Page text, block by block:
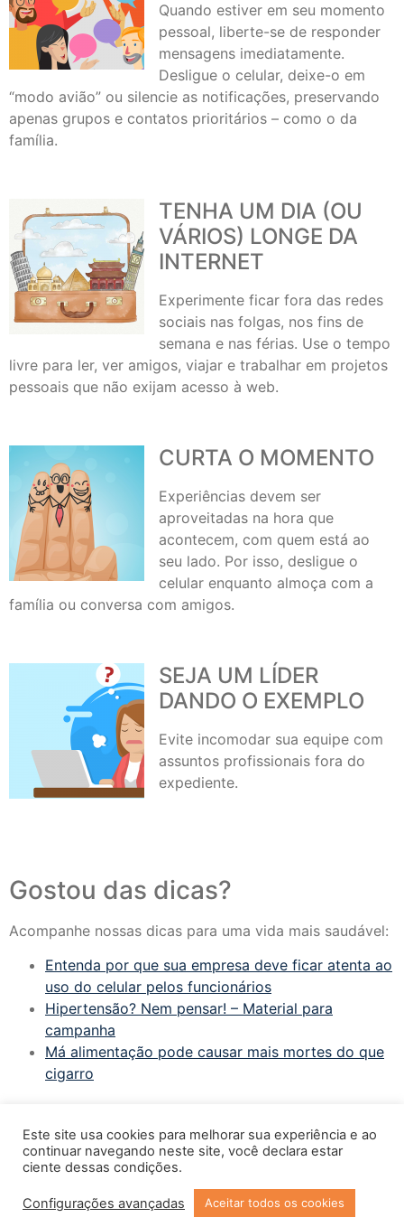
Quando estiver em seu momento
pessoal, liberte-se de responder
mensagens imediatamente.
Desligue o celular, deixe-o em
“modo avião” ou silencie as notificações, preservando
apenas grupos e contatos prioritários – como o da
família.
TENHA UM DIA (OU
VÁRIOS) LONGE DA
INTERNET
Experimente ficar fora das redes
sociais nas folgas, nos fins de
semana e nas férias. Use o tempo
livre para ler, ver amigos, viajar e trabalhar em projetos
pessoais que não exijam acesso à web.
CURTA O MOMENTO
Experiências devem ser
aproveitadas na hora que
acontecem, com quem está ao
seu lado. Por isso, desligue o
celular enquanto almoça com a
família ou conversa com amigos.
SEJA UM LÍDER
DANDO O EXEMPLO
Evite incomodar sua equipe com
assuntos profissionais fora do
expediente.
Gostou das dicas?
Acompanhe nossas dicas para uma vida mais saudável:
Entenda por que sua empresa deve ficar atenta ao
uso do celular pelos funcionários
Hipertensão? Nem pensar! – Material para
campanha
Má alimentação pode causar mais mortes do que
cigarro
Fonte: Redação blog Nocta;Você S/A
Com a tagblog noctadesconectar
Recursos Humanosrelaxar
Copyright © 2023 Todos os Direitos Reservados
Este site usa cookies para melhorar sua experiência e ao
continuar navegando neste site, você declara estar
ciente dessas condições.
Configurações avançadas Aceitar todos os cookies